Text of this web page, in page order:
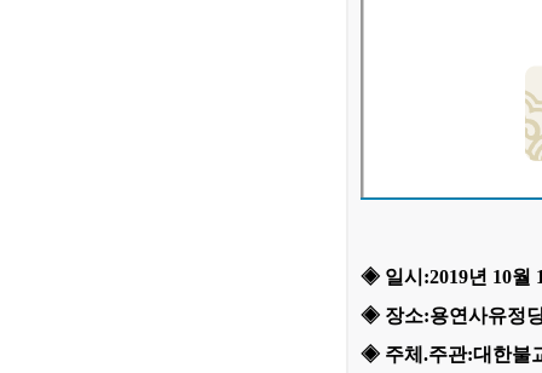
◈ 일시:2019년 10월
◈ 장소:용연사유정
◈ 주체.주관:대한불